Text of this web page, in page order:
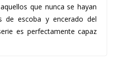
que nunca se hayan
de escoba y encerado del
es perfectamente capaz